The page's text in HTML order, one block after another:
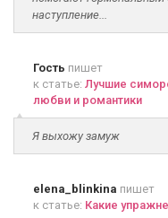
наступление...
Гость пишет
к статье: Лучшие
любви и романтики
Я выхожу замуж
elena_blinkina пишет
к статье: Какие